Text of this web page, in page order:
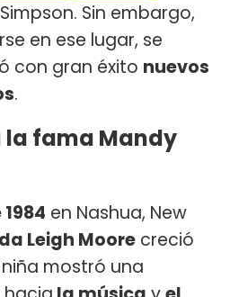
Sin embargo,
en ese lugar, se
con gran éxito nuevos
.
la fama Mandy
en Nashua, New
Leigh Moore creció
mostró una